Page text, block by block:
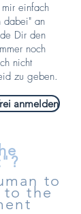
einfach
dabei" an
Dir den
noch
nicht
zu geben.
anmelden
to
to the